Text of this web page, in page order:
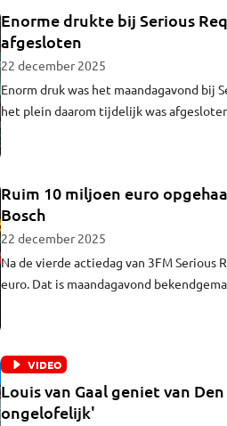
Enorme drukte bij Serious
afgesloten
22 december 2025
Enorm druk was het maandagavond bij
het plein daarom tijdelijk was
Ruim 10 miljoen euro
Bosch
22 december 2025
Na de vierde actiedag van 3FM Serious
euro. Dat is maandagavond
VIDEO
Louis van Gaal geniet van
ongelofelijk'